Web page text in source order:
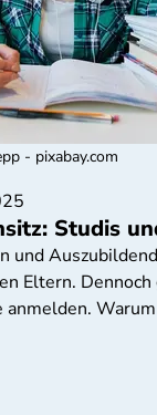
Studis
und
Eltern.
anmelden.
- pixabay.com